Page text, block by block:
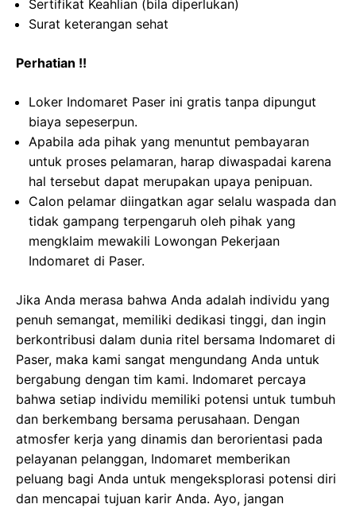
Sertifikat Keahlian (bila diperlukan)
Surat keterangan sehat
Perhatian !!
Loker Indomaret Paser ini gratis tanpa dipungut
biaya sepeserpun.
Apabila ada pihak yang menuntut pembayaran
untuk proses pelamaran, harap diwaspadai karena
hal tersebut dapat merupakan upaya penipuan.
Calon pelamar diingatkan agar selalu waspada dan
tidak gampang terpengaruh oleh pihak yang
mengklaim mewakili Lowongan Pekerjaan
Indomaret di Paser.
Jika Anda merasa bahwa Anda adalah individu yang
penuh semangat, memiliki dedikasi tinggi, dan ingin
berkontribusi dalam dunia ritel bersama Indomaret di
Paser, maka kami sangat mengundang Anda untuk
bergabung dengan tim kami. Indomaret percaya
bahwa setiap individu memiliki potensi untuk tumbuh
dan berkembang bersama perusahaan. Dengan
atmosfer kerja yang dinamis dan berorientasi pada
pelayanan pelanggan, Indomaret memberikan
peluang bagi Anda untuk mengeksplorasi potensi diri
dan mencapai tujuan karir Anda. Ayo, jangan